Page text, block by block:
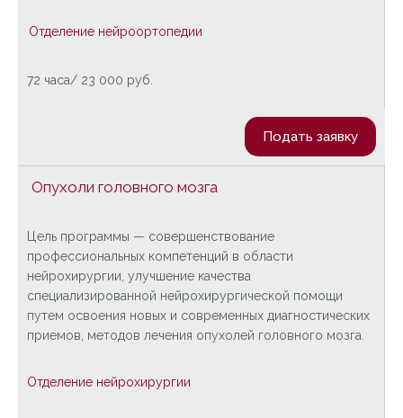
Отделение нейроортопедии
72 часа/ 23 000 руб.
Подать заявку
Опухоли головного мозга
Цель программы — совершенствование
профессиональных компетенций в области
нейрохирургии, улучшение качества
специализированной нейрохирургической помощи
путем освоения новых и современных диагностических
приемов, методов лечения опухолей головного мозга.
Отделение нейрохирургии